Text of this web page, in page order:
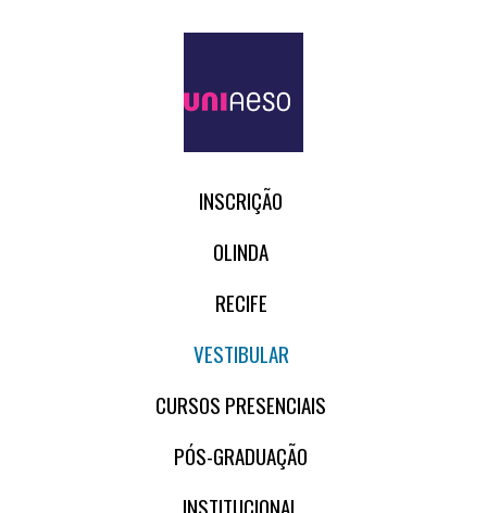
INSCRIÇÃO
OLINDA
RECIFE
VESTIBULAR
CURSOS PRESENCIAIS
PÓS-GRADUAÇÃO
INSTITUCIONAL